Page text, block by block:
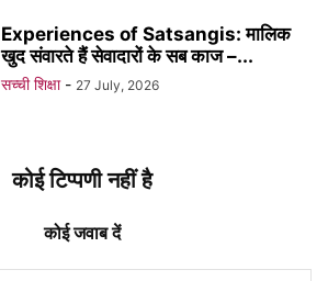
Experiences of Satsangis: मालिक
खुद संवारते हैं सेवादारों के सब काज –...
सच्ची शिक्षा - 27 July, 2026
कोई टिप्पणी नहीं है
कोई जवाब दें